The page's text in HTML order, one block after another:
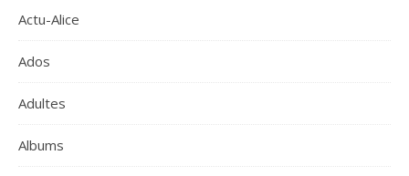
Actu-Alice
Ados
Adultes
Albums